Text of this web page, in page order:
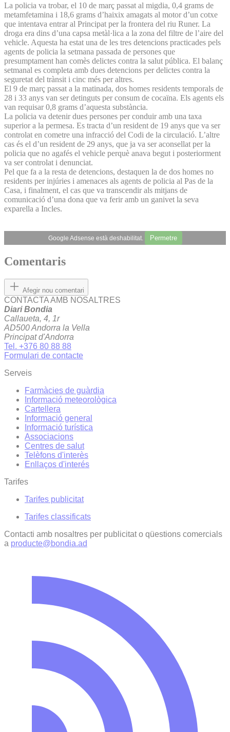
La policia va trobar, el 10 de març passat al migdia, 0,4 grams de
metamfetamina i 18,6 grams d’haixix amagats al motor d’un cotxe
que intentava entrar al Principat per la frontera del riu Runer. La
droga era dins d’una capsa metàl·lica a la zona del filtre de l’aire del
vehicle. Aquesta ha estat una de les tres detencions practicades pels
agents de policia la setmana passada de persones que
presumptament han comès delictes contra la salut pública. El balanç
setmanal es completa amb dues detencions per delictes contra la
seguretat del trànsit i cinc més per altres.
El 9 de març passat a la matinada, dos homes residents temporals de
28 i 33 anys van ser detinguts per consum de cocaïna. Els agents els
van requisar 0,8 grams d’aquesta substància.
La policia va detenir dues persones per conduir amb una taxa
superior a la permesa. Es tracta d’un resident de 19 anys que va ser
controlat en cometre una infracció del Codi de la circulació. L’altre
cas és el d’un resident de 29 anys, que ja va ser aconsellat per la
policia que no agafés el vehicle perquè anava begut i posteriorment
va ser controlat i denunciat.
Pel que fa a la resta de detencions, destaquen la de dos homes no
residents per injúries i amenaces als agents de policia al Pas de la
Casa, i finalment, el cas que va transcendir als mitjans de
comunicació d’una dona que va ferir amb un ganivet la seva
exparella a Incles.
Google Adsense està deshabilitat. Permetre
Comentaris
Afegir nou comentari
CONTACTA AMB NOSALTRES
Diari Bondia
Callaueta, 4, 1r
AD500 Andorra la Vella
Principat d'Andorra
Tel. +376 80 88 88
Formulari de contacte
Serveis
Farmàcies de guàrdia
Informació meteorològica
Cartellera
Informació general
Informació turística
Associacions
Centres de salut
Telèfons d'interès
Enllaços d'interés
Tarifes
Tarifes publicitat
Tarifes classificats
Contacti amb nosaltres per publicitat o qüestions comercials
a producte@bondia.ad